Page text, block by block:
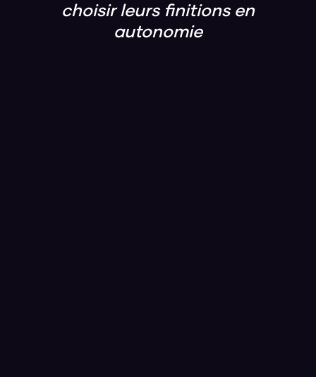
choisir leurs finitions en
autonomie